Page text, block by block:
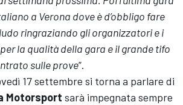
a Verona dove è d’obbligo fare
ringraziando gli organizzatori e i
la qualità della gara e il grande tifo
sulle prove”.
17 settembre si torna a parlare di
Motorsport sarà impegnata sempre